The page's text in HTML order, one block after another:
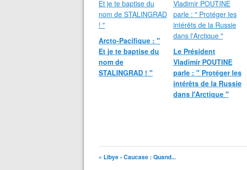
Arcto-Pacifique : "
Et je te baptise du
nom de
STALINGRAD ! "
Le Président
Vladimir POUTINE
parle : " Protéger les
intérêts de la Russie
dans l'Arctique "
« Libye - Caucase : Quand...